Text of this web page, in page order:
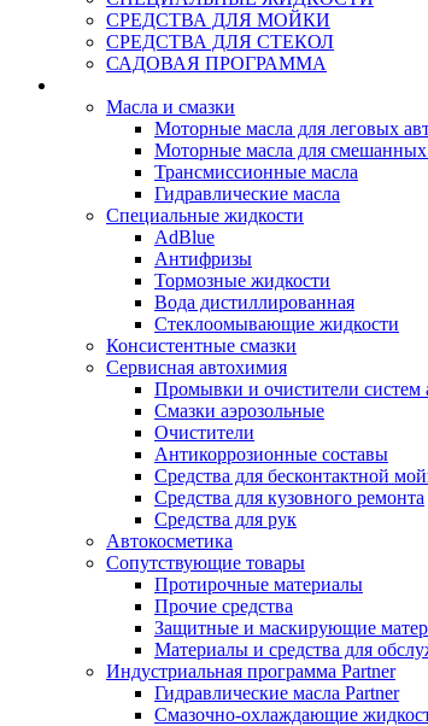
СРЕДСТВА ДЛЯ МОЙКИ
СРЕДСТВА ДЛЯ СТЕКОЛ
САДОВАЯ ПРОГРАММА
Масла и смазки
Моторные масла для леговых
Моторные масла для смешанных
Трансмиссионные масла
Гидравлические масла
Специальные жидкости
AdBlue
Антифризы
Тормозные жидкости
Вода дистиллированная
Стеклоомывающие жидкости
Консистентные смазки
Сервисная автохимия
Промывки и очистители систем
Смазки аэрозольные
Очистители
Антикоррозионные составы
Средства для бесконтактной
Средства для кузовного ремонта
Средства для рук
Автокосметика
Сопутствующие товары
Протирочные материалы
Прочие средства
Защитные и маскирующие
Материалы и средства для
Индустриальная программа Partner
Гидравлические масла Partner
Смазочно-охлаждающие